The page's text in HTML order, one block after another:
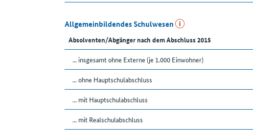
Allgemeinbildendes Schulwesen
Absolventen/Abgänger nach dem Abschluss 2015
... insgesamt ohne Externe (je 1.000 Einwohner)
... ohne Hauptschulabschluss
... mit Hauptschulabschluss
... mit Realschulabschluss